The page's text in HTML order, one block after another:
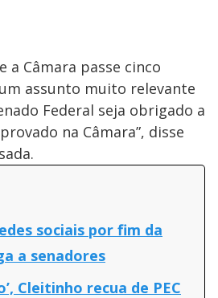
a Câmara passe cinco
assunto muito relevante
Federal seja obrigado a
na Câmara”, disse
sociais por fim da
a senadores
Cleitinho recua de PEC